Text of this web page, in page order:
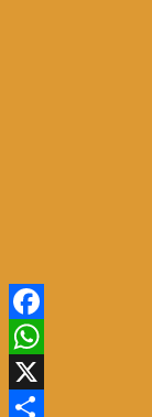
Facebook
WhatsApp
X